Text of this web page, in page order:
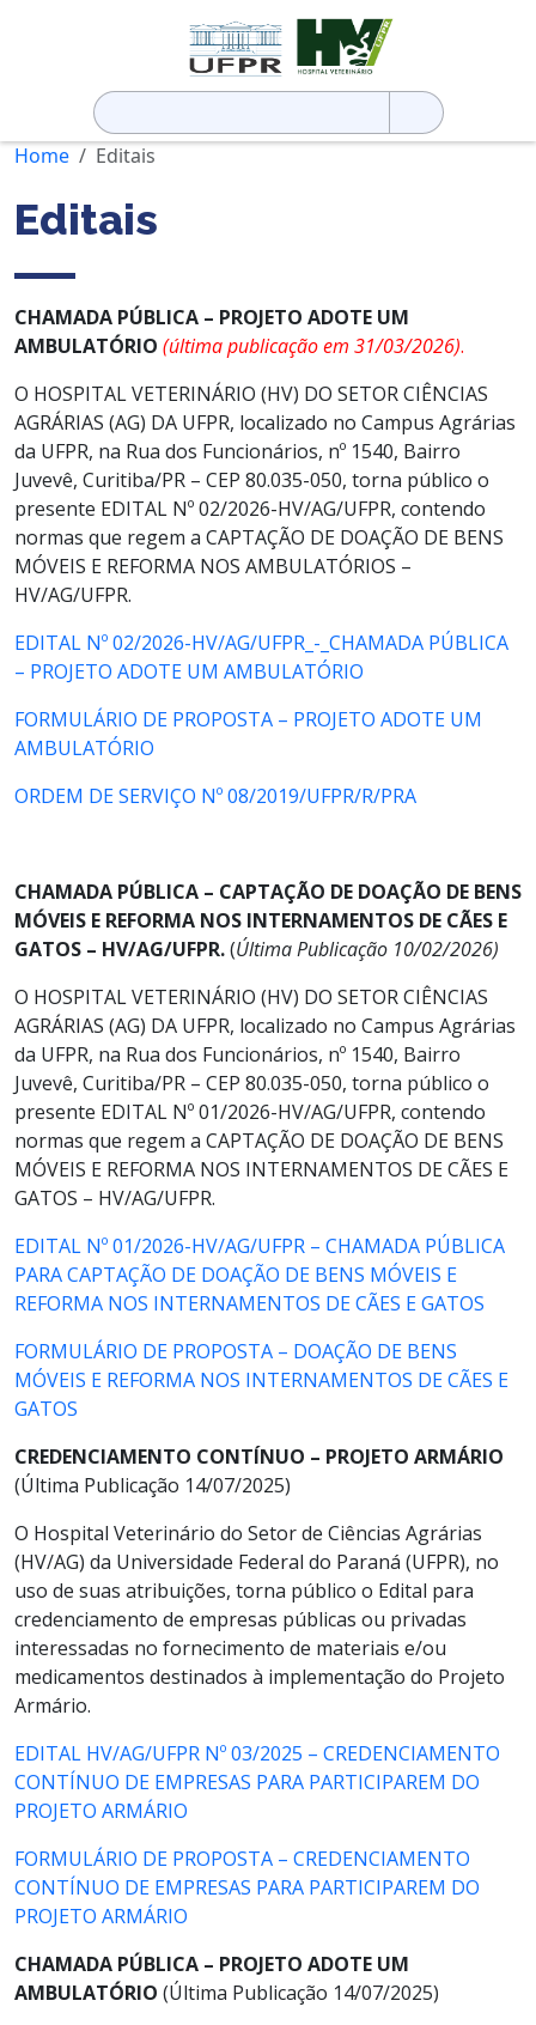
Pesquisar
por:
Home
Editais
Editais
CHAMADA PÚBLICA – PROJETO ADOTE UM
AMBULATÓRIO (última publicação em 31/03/2026).
O HOSPITAL VETERINÁRIO (HV) DO SETOR CIÊNCIAS
AGRÁRIAS (AG) DA UFPR, localizado no Campus Agrárias
da UFPR, na Rua dos Funcionários, nº 1540, Bairro
Juvevê, Curitiba/PR – CEP 80.035-050, torna público o
presente EDITAL Nº 02/2026-HV/AG/UFPR, contendo
normas que regem a CAPTAÇÃO DE DOAÇÃO DE BENS
MÓVEIS E REFORMA NOS AMBULATÓRIOS –
HV/AG/UFPR.
EDITAL Nº 02/2026-HV/AG/UFPR_-_CHAMADA PÚBLICA
– PROJETO ADOTE UM AMBULATÓRIO
FORMULÁRIO DE PROPOSTA – PROJETO ADOTE UM
AMBULATÓRIO
ORDEM DE SERVIÇO Nº 08/2019/UFPR/R/PRA
CHAMADA PÚBLICA – CAPTAÇÃO DE DOAÇÃO DE BENS
MÓVEIS E REFORMA NOS INTERNAMENTOS DE CÃES E
GATOS – HV/AG/UFPR.(Última Publicação 10/02/2026)
O HOSPITAL VETERINÁRIO (HV) DO SETOR CIÊNCIAS
AGRÁRIAS (AG) DA UFPR, localizado no Campus Agrárias
da UFPR, na Rua dos Funcionários, nº 1540, Bairro
Juvevê, Curitiba/PR – CEP 80.035-050, torna público o
presente EDITAL Nº 01/2026-HV/AG/UFPR, contendo
normas que regem a CAPTAÇÃO DE DOAÇÃO DE BENS
MÓVEIS E REFORMA NOS INTERNAMENTOS DE CÃES E
GATOS – HV/AG/UFPR.
EDITAL Nº 01/2026-HV/AG/UFPR – CHAMADA PÚBLICA
PARA CAPTAÇÃO DE DOAÇÃO DE BENS MÓVEIS E
REFORMA NOS INTERNAMENTOS DE CÃES E GATOS
FORMULÁRIO DE PROPOSTA – DOAÇÃO DE BENS
MÓVEIS E REFORMA NOS INTERNAMENTOS DE CÃES E
GATOS
CREDENCIAMENTO CONTÍNUO – PROJETO ARMÁRIO
(Última Publicação 14/07/2025)
O Hospital Veterinário do Setor de Ciências Agrárias
(HV/AG) da Universidade Federal do Paraná (UFPR), no
uso de suas atribuições, torna público o Edital para
credenciamento de empresas públicas ou privadas
interessadas no fornecimento de materiais e/ou
medicamentos destinados à implementação do Projeto
Armário.
EDITAL HV/AG/UFPR Nº 03/2025 – CREDENCIAMENTO
CONTÍNUO DE EMPRESAS PARA PARTICIPAREM DO
PROJETO ARMÁRIO
FORMULÁRIO DE PROPOSTA – CREDENCIAMENTO
CONTÍNUO DE EMPRESAS PARA PARTICIPAREM DO
PROJETO ARMÁRIO
CHAMADA PÚBLICA – PROJETO ADOTE UM
AMBULATÓRIO (Última Publicação 14/07/2025)